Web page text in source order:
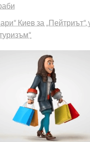
Киев за „Пейтриът“,